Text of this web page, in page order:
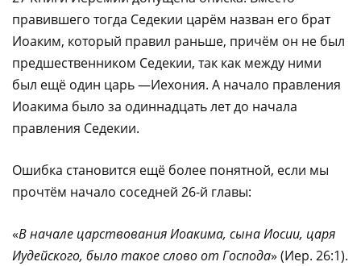
правившего тогда Седекии царём назван его брат
Иоаким, который правил раньше, причём он не был
предшественником Седекии, так как между ними
был ещё один царь —Иехония. А начало правления
Иоакима было за одиннадцать лет до начала
правления Седекии.
Ошибка становится ещё более понятной, если мы
прочтём начало соседней 26-й главы:
«В начале царствования Иоакима, сына Иосии, царя
Иудейского, было такое слово от Господа» (Иер. 26:1).